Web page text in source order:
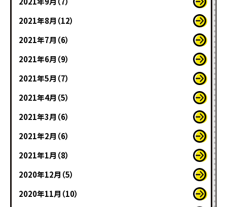
2021年8月（12）
2021年7月（6）
2021年6月（9）
2021年5月（7）
2021年4月（5）
2021年3月（6）
2021年2月（6）
2021年1月（8）
2020年12月（5）
2020年11月（10）